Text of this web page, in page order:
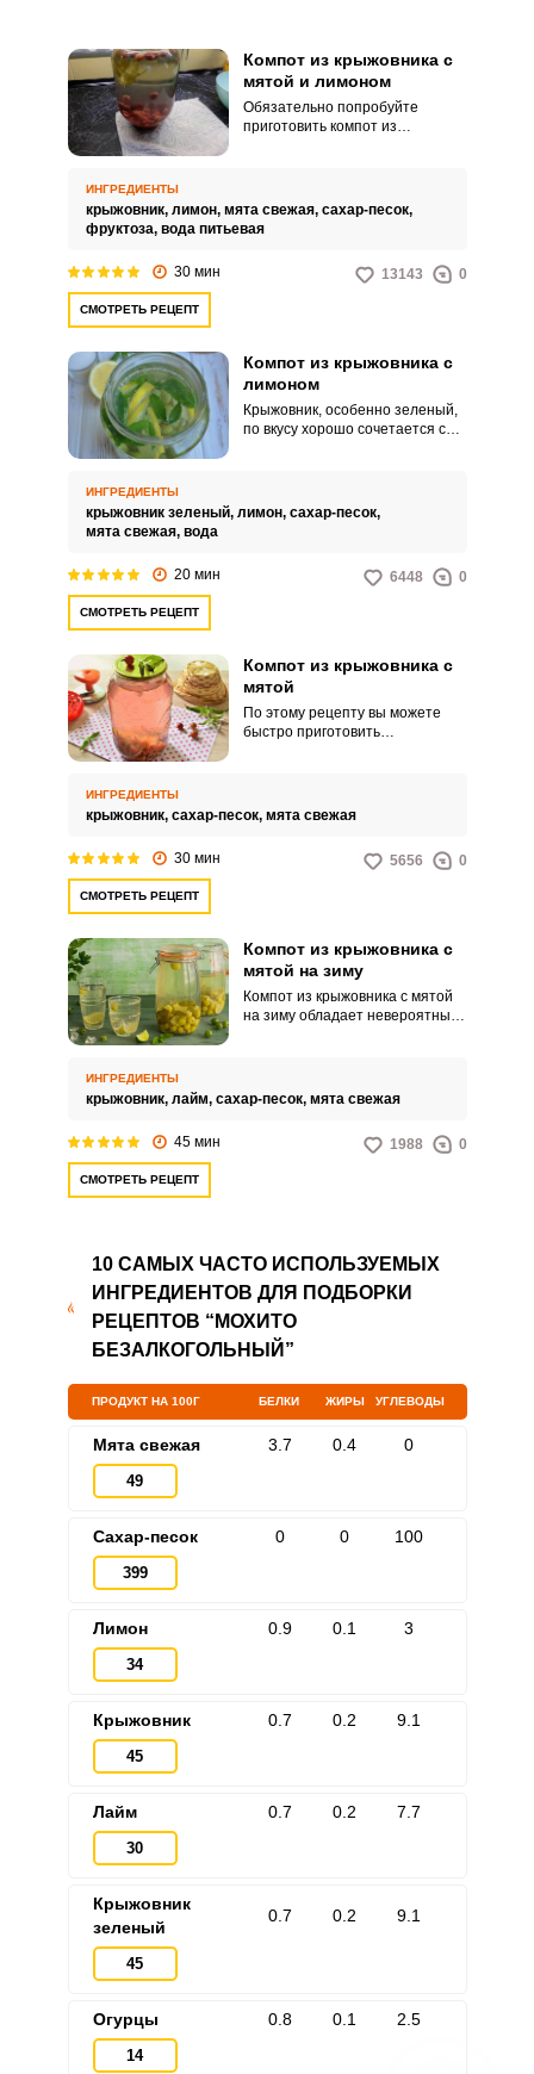
Компот из крыжовника с
мятой и лимоном
Обязательно попробуйте
приготовить компот из
ИНГРЕДИЕНТЫ
крыжовник, лимон, мята свежая, сахар-песок,
фруктоза, вода питьевая
30 мин 13143 0
СМОТРЕТЬ РЕЦЕПТ
Компот из крыжовника с
лимоном
Крыжовник, особенно зеленый,
по вкусу хорошо сочетается с
холодильнике и сразу пить.
ИНГРЕДИЕНТЫ
крыжовник зеленый, лимон, сахар-песок,
мята свежая, вода
20 мин 6448 0
СМОТРЕТЬ РЕЦЕПТ
Компот из крыжовника с
мятой
По этому рецепту вы можете
быстро приготовить
зеленых сортов крыжовника.
ИНГРЕДИЕНТЫ
крыжовник, сахар-песок, мята свежая
30 мин 5656 0
СМОТРЕТЬ РЕЦЕПТ
Компот из крыжовника с
мятой на зиму
Компот из крыжовника с мятой
на зиму обладает невероятным
детей, и взрослых.
ИНГРЕДИЕНТЫ
крыжовник, лайм, сахар-песок, мята свежая
45 мин 1988 0
СМОТРЕТЬ РЕЦЕПТ
10 САМЫХ ЧАСТО ИСПОЛЬЗУЕМЫХ
ИНГРЕДИЕНТОВ ДЛЯ ПОДБОРКИ
РЕЦЕПТОВ “МОХИТО
БЕЗАЛКОГОЛЬНЫЙ”
ПРОДУКТ НА 100Г БЕЛКИ ЖИРЫ УГЛЕВОДЫ
Мята свежая
49
3.7 0.4 0
Сахар-песок
399
0 0 100
Лимон
34
0.9 0.1 3
Крыжовник
45
0.7 0.2 9.1
Лайм
30
0.7 0.2 7.7
Крыжовник
зеленый
45
0.7 0.2 9.1
Огурцы
14
0.8 0.1 2.5